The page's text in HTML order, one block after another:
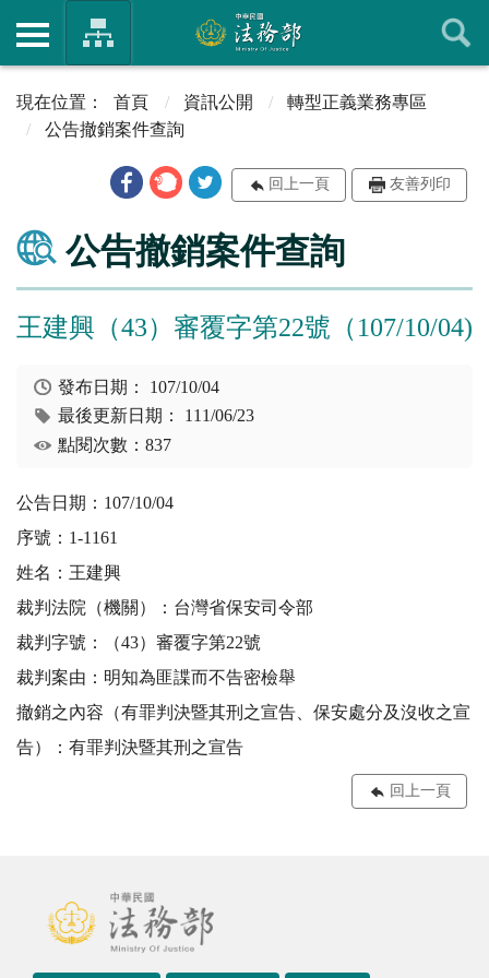
首頁 資訊公開
轉型正義業務專區
公告撤銷案件查詢
回上一頁 友善列印
公告撤銷案件查詢
王建興（43）審覆字第22號（107/10/04)
發布日期： 107/10/04
最後更新日期： 111/06/23
點閱次數：837
公告日期：107/10/04
序號：1-1161
姓名：王建興
裁判法院（機關）：台灣省保安司令部
裁判字號：（43）審覆字第22號
裁判案由：明知為匪諜而不告密檢舉
撤銷之內容（有罪判決暨其刑之宣告、保安處分及沒收之宣
告）：有罪判決暨其刑之宣告
回上一頁